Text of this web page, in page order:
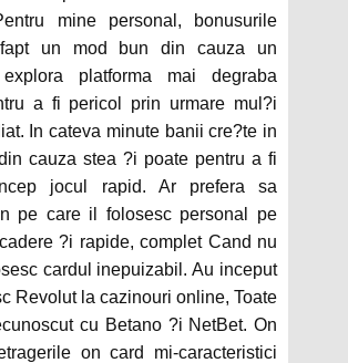
mine personal, bonusurile
un mod bun din cauza un
platforma mai degraba
a fi pericol prin urmare mul?i
In cateva minute banii cre?te in
cauza stea ?i poate pentru a fi
jocul rapid. Ar prefera sa
pe care il folosesc personal pe
?i rapide, complet Cand nu
cardul inepuizabil. Au inceput
Revolut la cazinouri online, Toate
cu Betano ?i NetBet. On
on card mi-caracteristici